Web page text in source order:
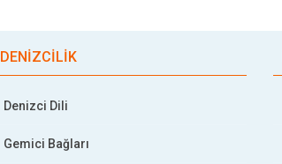
DENİZCİLİK
Denizci Dili
Gemici Bağları